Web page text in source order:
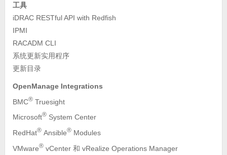
工具
iDRAC RESTful API with Redfish
IPMI
RACADM CLI
系统更新实用程序
更新目录
OpenManage Integrations
BMC®Truesight
Microsoft®System Center
RedHat®Ansible®Modules
VMware®vCenter 和 vRealize Operations Manager